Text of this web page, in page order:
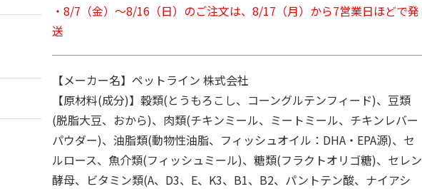
・8/7（金）～8/16（日）のご注文は、8/17（月）から7営業日ほどで発
送
【メーカー名】ペットライン 株式会社
【原材料(成分)】穀類(とうもろこし、コーングルテンフィード)、豆類
(脱脂大豆、おから)、肉類(チキンミール、ミートミール、チキンレバー
パウダー)、油脂類(動物性油脂、フィッシュオイル：DHA・EPA源)、セ
ルロース、魚介類(フィッシュミール)、糖類(フラクトオリゴ糖)、セレン
酵母、ビタミン類(A、D3、E、K3、B1、B2、パントテン酸、ナイアシ